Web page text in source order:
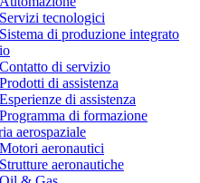
Servizi tecnologici
Sistema di produzione integrato
Contatto di servizio
Prodotti di assistenza
Esperienze di assistenza
Programma di formazione
aerospaziale
Motori aeronautici
Strutture aeronautiche